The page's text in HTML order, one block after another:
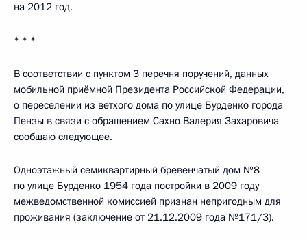
на 2012 год.
* * *
В соответствии с пунктом 3 перечня поручений, данных
мобильной приёмной Президента Российской Федерации,
о переселении из ветхого дома по улице Бурденко города
Пензы в связи с обращением Сахно Валерия Захаровича
сообщаю следующее.
Одноэтажный семиквартирный бревенчатый дом №8
по улице Бурденко 1954 года постройки в 2009 году
межведомственной комиссией признан непригодным для
проживания (заключение от 21.12.2009 года №171/3).